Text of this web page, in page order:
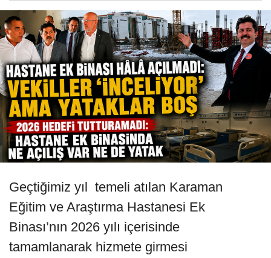
Geçtiğimiz yıl temeli atılan Karaman
Eğitim ve Araştırma Hastanesi Ek
Binası’nın 2026 yılı içerisinde
tamamlanarak hizmete girmesi